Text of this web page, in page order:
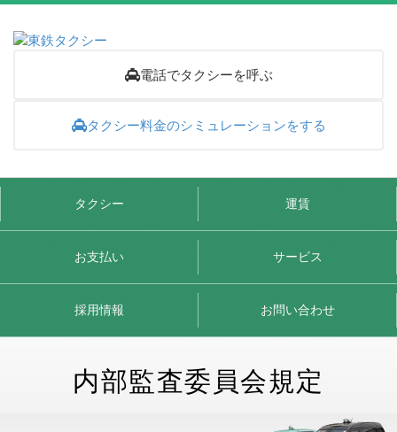
電話でタクシーを呼ぶ
タクシー料金のシミュレーションをする
タクシー 運賃
お支払い サービス
採用情報 お問い合わせ
内部監査委員会規定